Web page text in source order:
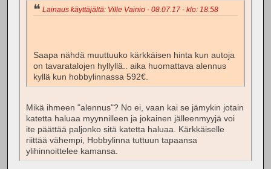
Lainaus käyttäjältä: Ville Vainio - 08.07.17 - klo: 18.58
Saapa nähdä muuttuuko kärkkäisen hinta kun autoja
on tavaratalojen hyllyllä.. aika huomattava alennus
kyllä kun hobbylinnassa 592€.
Mikä ihmeen "alennus"? No ei, vaan kai se jämykin jotain
katetta haluaa myynnilleen ja jokainen jälleenmyyjä voi
ite päättää paljonko sitä katetta haluaa. Kärkkäiselle
riittää vähempi, Hobbylinna tuttuun tapaansa
ylihinnoittelee kamansa.